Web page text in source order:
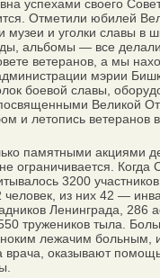
успехами своего
Отметили юбилей
музеи и уголки славы в
альбомы — все делали
ветеранов, а мы
мэрии
боевой славы,
Великой
и летопись ветеранов
памятными акциями
ограничивается. Когда
3200
человек, из них 42 —
Ленинграда, 286
тружеников тыла.
лежачим больным,
врача, оказывают